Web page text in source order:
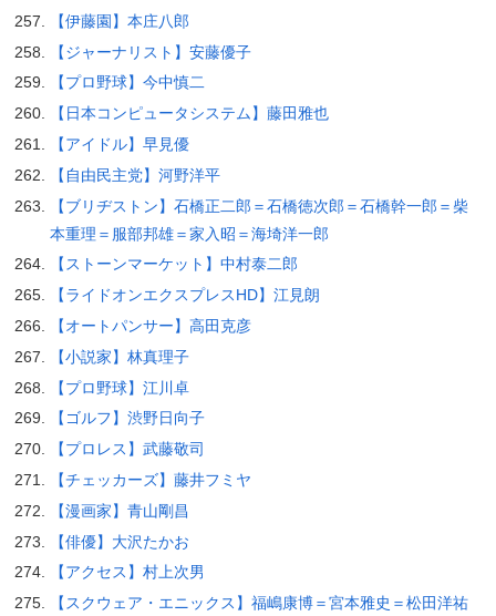
【伊藤園】本庄八郎
【ジャーナリスト】安藤優子
【プロ野球】今中慎二
【日本コンピュータシステム】藤田雅也
【アイドル】早見優
【自由民主党】河野洋平
【ブリヂストン】石橋正二郎＝石橋徳次郎＝石橋幹一郎＝柴
本重理＝服部邦雄＝家入昭＝海埼洋一郎
【ストーンマーケット】中村泰二郎
【ライドオンエクスプレスHD】江見朗
【オートパンサー】高田克彦
【小説家】林真理子
【プロ野球】江川卓
【ゴルフ】渋野日向子
【プロレス】武藤敬司
【チェッカーズ】藤井フミヤ
【漫画家】青山剛昌
【俳優】大沢たかお
【アクセス】村上次男
【スクウェア・エニックス】福嶋康博＝宮本雅史＝松田洋祐